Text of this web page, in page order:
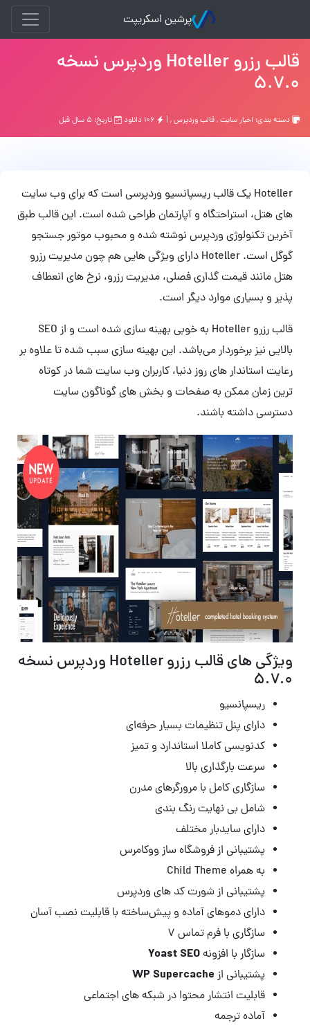
پرشین اسکریپت
قالب رزرو Hoteller وردپرس نسخه
5.7.0
دسته بندی: اخبار سایت,قالب وردپرس, | تاریخ: ۵ سال قبل
Hoteller یک قالب ریسپانسیو وردپرسی است که برای وب سایت
های هتل، استراحتگاه و آپارتمان طراحی شده است. این قالب طبق
آخرین تکنولوژی وردپرس نوشته شده و محبوب موتور جستجو
گوگل است. Hoteller دارای ویژگی هایی هم چون مدیریت رزرو
هتل مانند قیمت گذاری فصلی، مدیریت رزرو، نرخ های انعطاف
پذیر و بسیاری موارد دیگر است.
قالب رزرو Hoteller به خوبی بهینه سازی شده است و از SEO
بالایی نیز برخوردار می‌باشد. این بهینه سازی سبب شده تا علاوه بر
رعایت استاندار های روز دنیا، کاربران وب سایت شما در کوتاه
ترین زمان ممکن به صفحات و بخش های گوناگون سایت
دسترسی داشته باشند.
ویژگی های قالب رزرو Hoteller وردپرس نسخه
5.7.0
ریسپانسیو
دارای پنل تنظیمات بسیار حرفه‌ای
کدنویسی کاملا استاندارد و تمیز
سرعت بارگذاری بالا
سازگاری کامل با مرورگرهای مدرن
شامل بی نهایت رنگ بندی
دارای سایدبار مختلف
پشتیبانی از فروشگاه ساز ووکامرس
به همراه Child Theme
پشتیبانی از شورت کد های وردپرس
دارای دموهای آماده و پیش‌ساخته با قابلیت نصب آسان
سازگاری با فرم تماس ۷
سازگار با افزونهYoast SEO
پشتیبانی ازWP Supercache
قابلیت انتشار محتوا در شبکه های اجتماعی
آماده ترجمه